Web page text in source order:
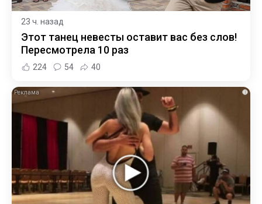
23 ч. назад
Этот танец невесты оставит вас без слов!
Пересмотрела 10 раз
224 54 40
i